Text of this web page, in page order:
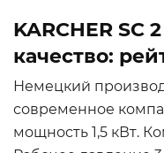
KARCHER SC
качество:
Немецкий
современное
мощность 1,5 кВт.